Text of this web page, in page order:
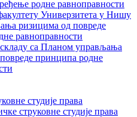
родне равноправности
Универзитета у Нишу
ризицима од повреде
равноправности
са Планом управљања
принципа родне
студије права
струковне студије права